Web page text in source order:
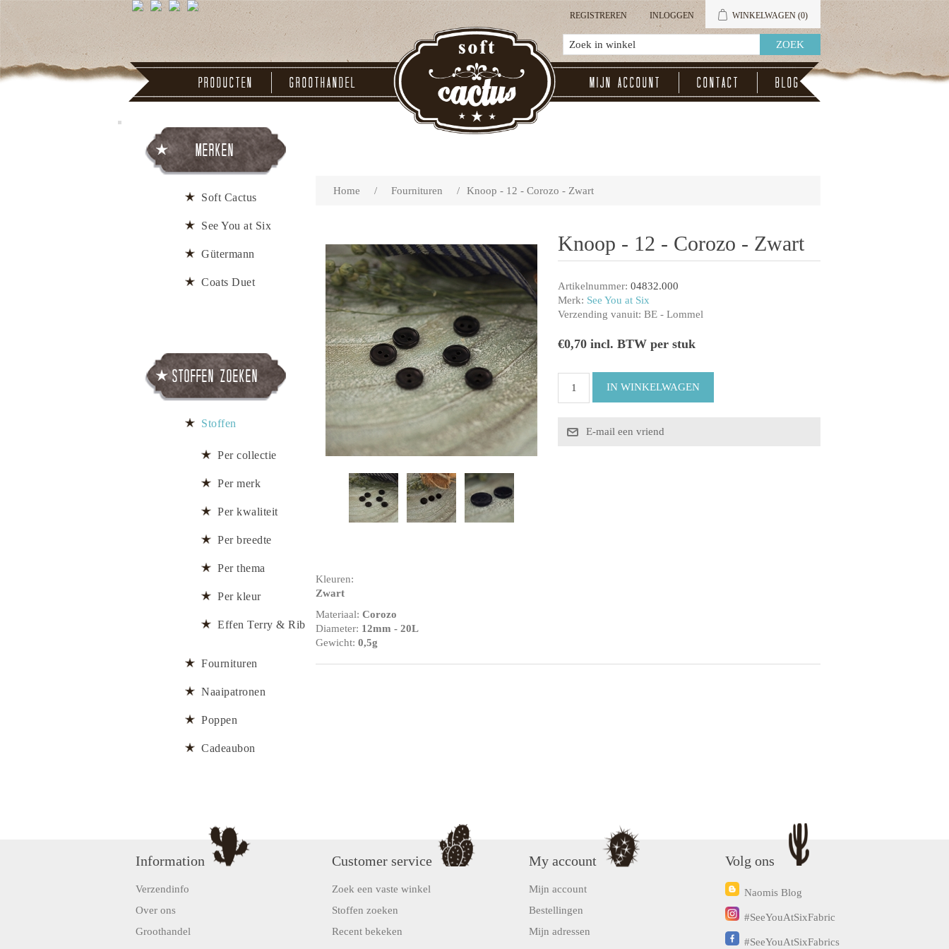
REGISTREREN INLOGGEN WINKELWAGEN (0)
Producten Groothandel Mijn account Contact Blog
Home / Fournituren / Knoop - 12 - Corozo - Zwart
Knoop - 12 - Corozo - Zwart
Artikelnummer: 04832.000
Merk: See You at Six
Verzending vanuit: BE - Lommel
€0,70 incl. BTW per stuk
Kleuren:
Zwart
Materiaal: Corozo
Diameter: 12mm - 20L
Gewicht: 0,5g
Merken
Soft Cactus
See You at Six
Gütermann
Coats Duet
Stoffen zoeken
Stoffen
Per collectie
Per merk
Per kwaliteit
Per breedte
Per thema
Per kleur
Effen Terry & Rib
Fournituren
Naaipatronen
Poppen
Cadeaubon
Information
Verzendinfo
Over ons
Groothandel
Customer service
Zoek een vaste winkel
Stoffen zoeken
Recent bekeken
My account
Mijn account
Bestellingen
Mijn adressen
Volg ons
Naomis Blog
#SeeYouAtSixFabric
#SeeYouAtSixFabrics